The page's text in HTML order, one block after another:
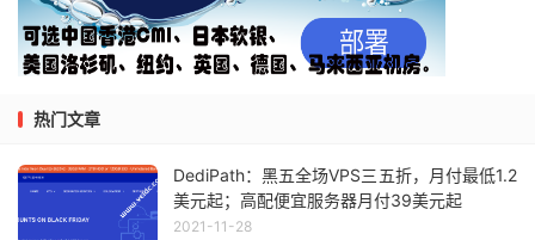
热门文章
DediPath：黑五全场VPS三五折，月付最低1.2
美元起；高配便宜服务器月付39美元起
2021-11-28